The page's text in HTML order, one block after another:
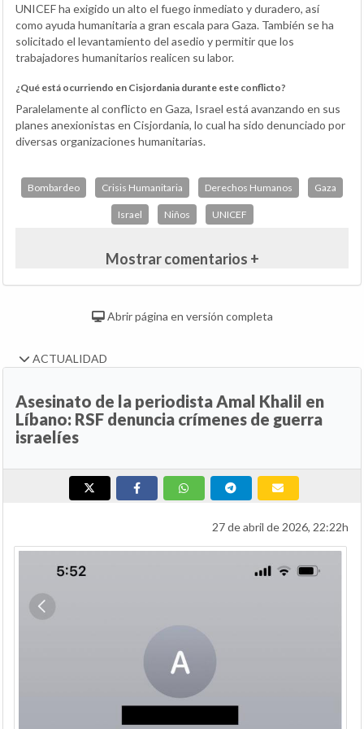
UNICEF ha exigido un alto el fuego inmediato y duradero, así
como ayuda humanitaria a gran escala para Gaza. También se ha
solicitado el levantamiento del asedio y permitir que los
trabajadores humanitarios realicen su labor.
¿Qué está ocurriendo en Cisjordania durante este conflicto?
Paralelamente al conflicto en Gaza, Israel está avanzando en sus
planes anexionistas en Cisjordania, lo cual ha sido denunciado por
diversas organizaciones humanitarias.
Bombardeo Crisis Humanitaria Derechos Humanos Gaza
Israel Niños UNICEF
Mostrar comentarios +
Abrir página en versión completa
ACTUALIDAD
Asesinato de la periodista Amal Khalil en
Líbano: RSF denuncia crímenes de guerra
israelíes
27 de abril de 2026, 22:22h